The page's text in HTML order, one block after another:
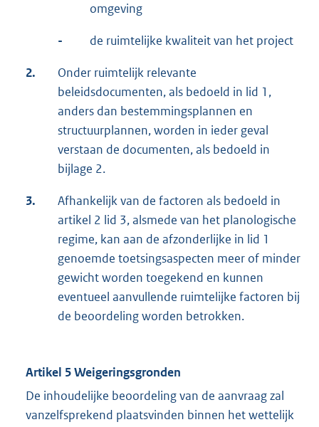
omgeving
- de ruimtelijke kwaliteit van het project
2.
Onder ruimtelijk relevante
beleidsdocumenten, als bedoeld in lid 1,
anders dan bestemmingsplannen en
structuurplannen, worden in ieder geval
verstaan de documenten, als bedoeld in
bijlage 2.
3.
Afhankelijk van de factoren als bedoeld in
artikel 2 lid 3, alsmede van het planologische
regime, kan aan de afzonderlijke in lid 1
genoemde toetsingsaspecten meer of minder
gewicht worden toegekend en kunnen
eventueel aanvullende ruimtelijke factoren bij
de beoordeling worden betrokken.
Artikel 5 Weigeringsgronden
De inhoudelijke beoordeling van de aanvraag zal
vanzelfsprekend plaatsvinden binnen het wettelijk